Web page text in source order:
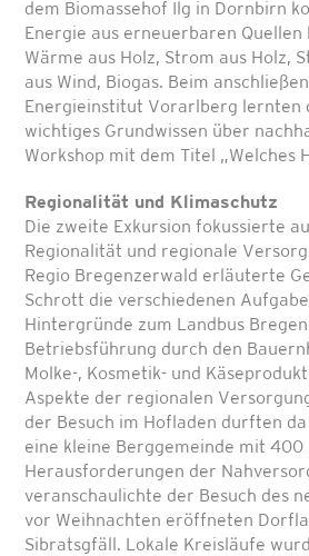
dem Biomassehof Ilg in Dornbirn
Energie aus erneuerbaren
Wärme aus Holz, Strom aus Holz,
aus Wind, Biogas. Beim
Energieinstitut Vorarlberg lernten
wichtiges Grundwissen über
Workshop mit dem Titel „Welches
Regionalität und Klimaschutz
Die zweite Exkursion fokussierte
Regionalität und regionale
Regio Bregenzerwald erläuterte
Schrott die verschiedenen
Hintergründe zum Landbus
Betriebsführung durch den
Molke-, Kosmetik- und
Aspekte der regionalen
der Besuch im Hofladen durften
eine kleine Berggemeinde mit 400
Herausforderungen der
veranschaulichte der Besuch des
vor Weihnachten eröffneten
Sibratsgfäll. Lokale Kreisläufe